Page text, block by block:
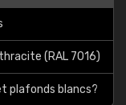
(RAL 7016)
plafonds blancs?